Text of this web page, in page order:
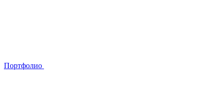
Портфолио